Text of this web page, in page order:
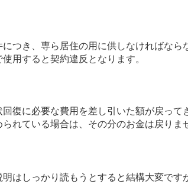
つき、専ら居住の用に供しなければなら
用すると契約違反となります。
回復に必要な費用を差し引いた額が戻っ
れている場合は、その分のお金は戻りま
はしっかり読もうとすると結構大変です